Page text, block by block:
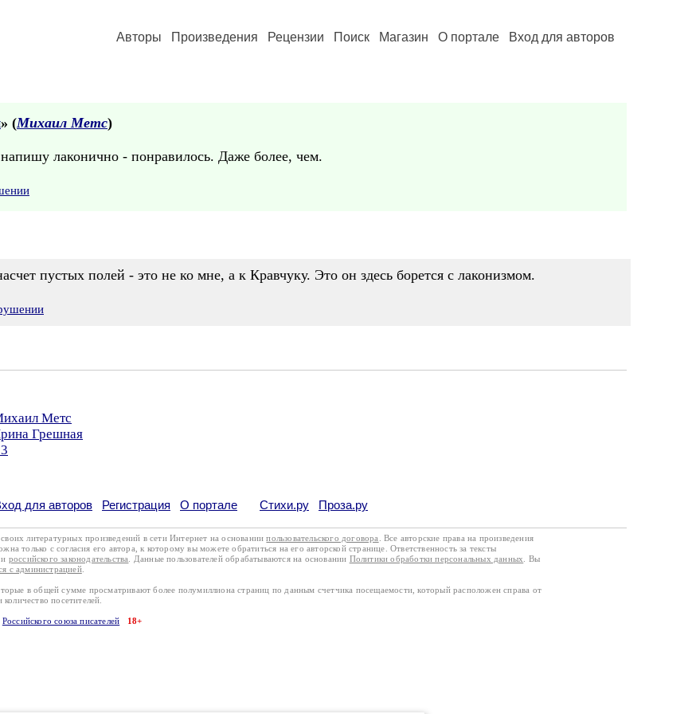
Авторы Произведения Рецензии Поиск Магазин О портале Вход для авторов
» (Михаил Метс)
лаконично - понравилось. Даже более, чем.
пустых полей - это не ко мне, а к Кравчуку. Это он здесь борется с лаконизмом.
Метс
Грешная
для авторов Регистрация О портале Стихи.ру Проза.ру
литературных произведений в сети Интернет на основаниипользовательского договора
. Все авторские права на произведения
только с согласия его автора, к которому вы можете обратиться на его авторской странице. Ответственность за тексты
и российского законодательства . Данные пользователей обрабатываются на основании Политики обработки персональных данных
. Вы
с администрацией.
в общей сумме просматривают более полумиллиона страниц по данным счетчика посещаемости, который расположен справа от
посетителей.
Российского союза писателей 18+